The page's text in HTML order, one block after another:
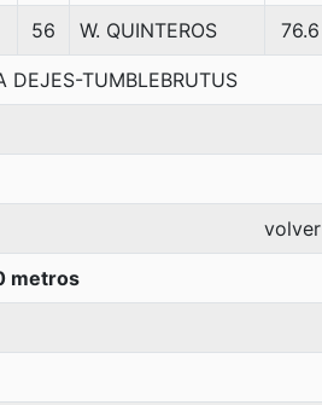
56 W. QUINTEROS 76.6
DEJES-TUMBLEBRUTUS
volver
metros